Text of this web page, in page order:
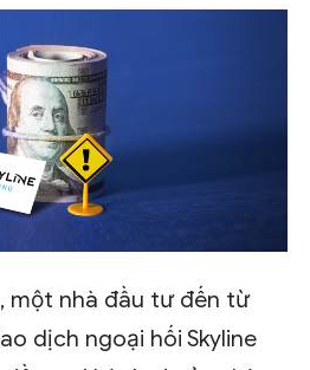
một nhà đầu tư đến từ
dịch ngoại hối Skyline